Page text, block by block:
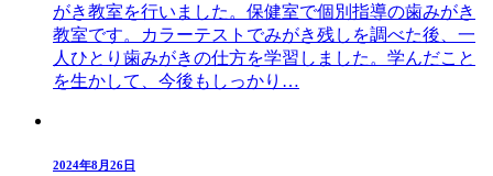
がき教室を行いました。保健室で個別指導の歯みがき
教室です。カラーテストでみがき残しを調べた後、一
人ひとり歯みがきの仕方を学習しました。学んだこと
を生かして、今後もしっかり…
2024年8月26日